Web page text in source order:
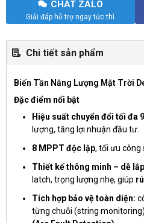
CHAT ZALO
Giải đáp hỗ trợ ngay tức thì
Chi tiết sản phẩm
Biến Tần Năng Lượng Mặt Trời
Đặc điểm nổi bật
Hiệu suất chuyển đổi tối đa
lượng, tăng lợi nhuận đầu tư.
8 MPPT độc lập, tối ưu công
Thiết kế thông minh – dễ
latch, trọng lượng nhẹ, giúp
Tích hợp bảo vệ toàn diện:
từng chuỗi (string